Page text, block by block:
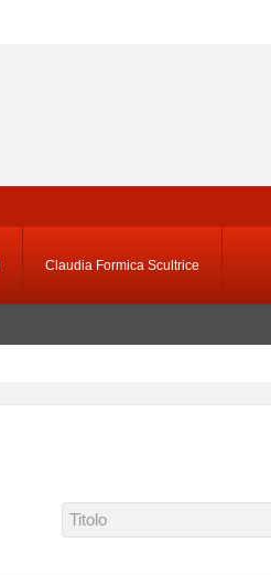
Claudia Formica Scultrice